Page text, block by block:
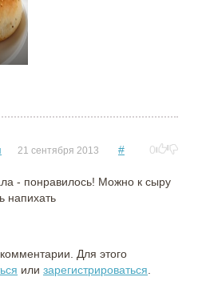
21 сентября 2013 # 0
- понравилось! Можно к сыру
напихать
Для этого
или зарегистрироваться